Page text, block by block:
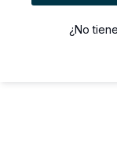
¿No